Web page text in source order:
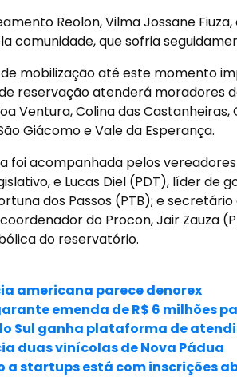
Reolon, Vilma Jossane
comunidade, que sofria
mobilização até este momento
reservação atenderá moradores
Ventura, Colina das Castanheiras,
Giácomo e Vale da Esperança.
foi acompanhada pelos
e Lucas Diel (PDT), líder de
dos Passos (PTB); e
do Procon, Jair Zauza
do reservatório.
americana parece denorex
emenda de R$ 6 milhões
Sul ganha plataforma de
duas vinícolas de Nova Pádua
a startups está com inscrições